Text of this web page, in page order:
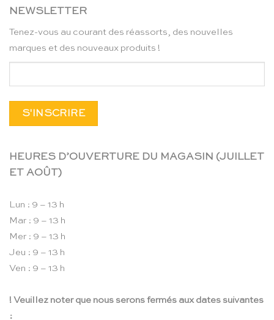
NEWSLETTER
Tenez-vous au courant des réassorts, des nouvelles
marques et des nouveaux produits !
HEURES D’OUVERTURE DU MAGASIN (JUILLET
ET AOÛT)
Lun : 9 – 13 h
Mar : 9 – 13 h
Mer : 9 – 13 h
Jeu : 9 – 13 h
Ven : 9 – 13 h
! Veuillez noter que nous serons fermés aux dates suivantes
: